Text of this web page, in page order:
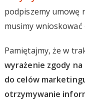
podpiszemy umowę
musimy
Pamiętajmy, że w
wyrażenie zgody
do celów
otrzymywanie